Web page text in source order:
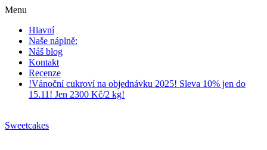
Menu
Hlavní
Naše náplně:
Náš blog
Kontakt
Recenze
!Vánoční cukroví na objednávku 2025! Sleva 10% jen do
15.11! Jen 2300 Kč/2 kg!
Sweetcakes